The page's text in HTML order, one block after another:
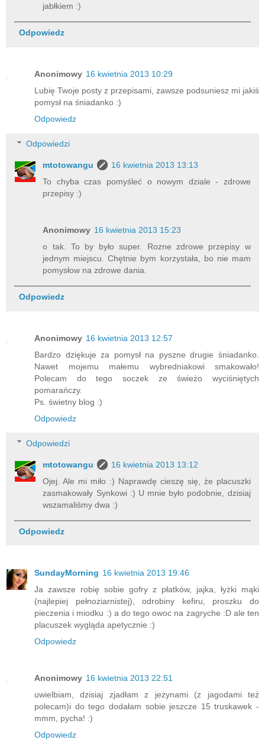
jabłkiem :)
Odpowiedz
Anonimowy 16 kwietnia 2013 10:29
Lubię Twoje posty z przepisami, zawsze podsuniesz mi jakiś
pomysł na śniadanko :)
Odpowiedz
Odpowiedzi
mtotowangu
16 kwietnia 2013 13:13
To chyba czas pomyśleć o nowym dziale - zdrowe
przepisy :)
Anonimowy 16 kwietnia 2013 15:23
o tak. To by było super. Rozne zdrowe przepisy w
jednym miejscu. Chętnie bym korzystała, bo nie mam
pomysłow na zdrowe dania.
Odpowiedz
Anonimowy 16 kwietnia 2013 12:57
Bardzo dziękuje za pomysł na pyszne drugie śniadanko.
Nawet mojemu małemu wybredniakowi smakowało!
Polecam do tego soczek ze świeżo wyciśniętych
pomarańczy.
Ps. świetny blog :)
Odpowiedz
Odpowiedzi
mtotowangu
16 kwietnia 2013 13:12
Ojej. Ale mi miło :) Naprawdę cieszę się, że placuszki
zasmakowały Synkowi :) U mnie było podobnie, dzisiaj
wszamaliśmy dwa :)
Odpowiedz
SundayMorning 16 kwietnia 2013 19:46
Ja zawsze robię sobie gofry z płatków, jajka, łyżki mąki
(najlepiej pełnoziarnistej), odrobiny kefiru, proszku do
pieczenia i miodku :) a do tego owoc na zagryche :D ale ten
placuszek wygląda apetycznie :)
Odpowiedz
Anonimowy 16 kwietnia 2013 22:51
uwielbiam, dzisiaj zjadłam z jeżynami (z jagodami też
polecam)i do tego dodałam sobie jeszcze 15 truskawek -
mmm, pycha! :)
Odpowiedz